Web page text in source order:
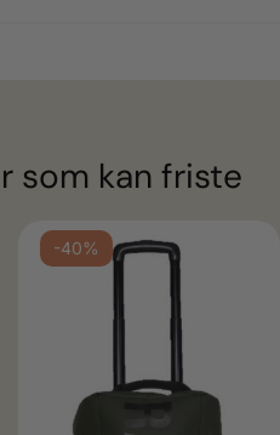
som kan friste
-40%